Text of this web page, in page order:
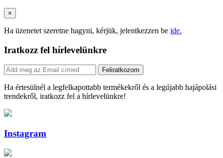
×
Ha üzenetet szeretne hagyni, kérjük, jelentkezzen be ide.
Iratkozz fel hírlevelünkre
Feliratkozom
Ha értesülnél a legfelkapottabb termékekről és a legújabb hajápolási
trendekről, iratkozz fel a hírlevelünkre!
Instagram